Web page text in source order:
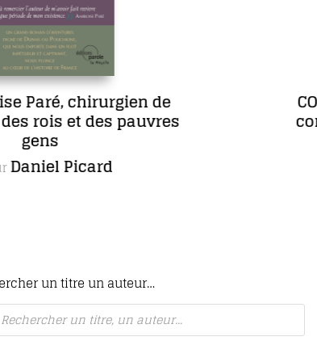
COFFRET L’œuvre
complète de Maria
romans, dont un
un titre un auteur…